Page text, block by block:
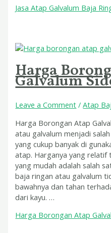
Jasa Atap Galvalum Baja
Harga
Galvalum
Leave a Comment /Atap
Harga Borongan Atap
atau galvalum menjadi
yang cukup banyak di
atap. Harganya yang relatif
yang mudah adalah salah
baja ringan atau galvalum
bawahnya dan tahan
dari kayu. …
Harga Borongan Atap